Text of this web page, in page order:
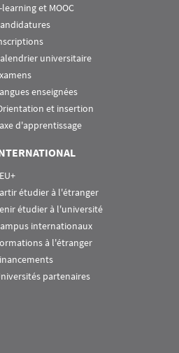
learning et MOOC
universitaire
enseignées
et insertion
d'apprentissage
étudier à l'étranger
étudier à l'université
internationaux
à l'étranger
partenaires